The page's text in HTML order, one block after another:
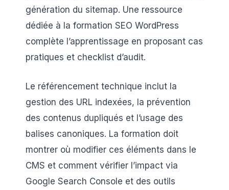
génération du sitemap. Une ressource
dédiée à la formation SEO WordPress
complète l’apprentissage en proposant cas
pratiques et checklist d’audit.
Le référencement technique inclut la
gestion des URL indexées, la prévention
des contenus dupliqués et l’usage des
balises canoniques. La formation doit
montrer où modifier ces éléments dans le
CMS et comment vérifier l’impact via
Google Search Console et des outils